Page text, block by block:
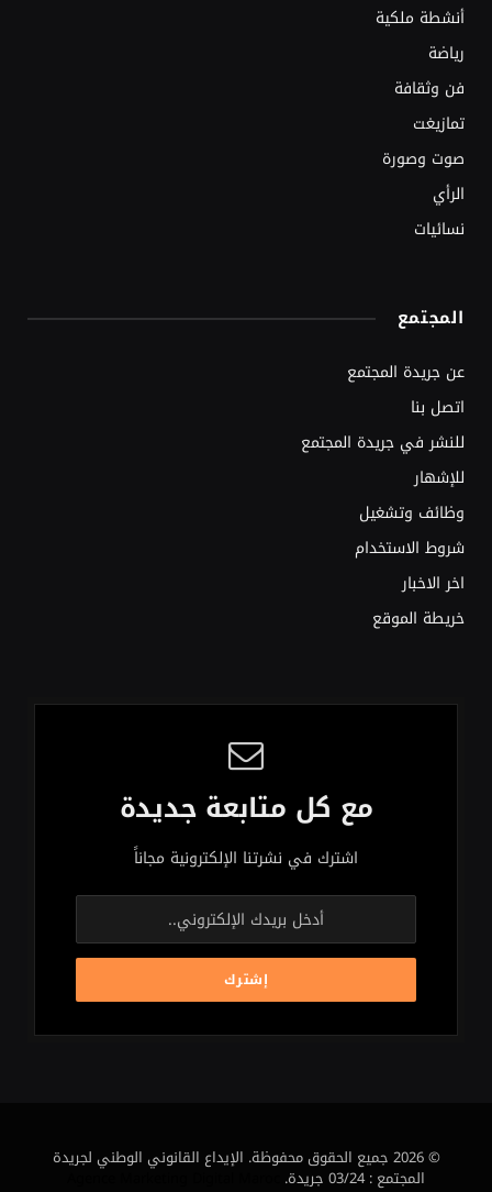
أنشطة ملكية
رياضة
فن وثقافة
تمازيغت
صوت وصورة
الرأي
نسائيات
المجتمع
عن جريدة المجتمع
اتصل بنا
للنشر في جريدة المجتمع
للإشهار
وظائف وتشغيل
شروط الاستخدام
اخر الاخبار
خريطة الموقع
مع كل متابعة جديدة
اشترك في نشرتنا الإلكترونية مجاناً
© 2026 جميع الحقوق محفوظة. الإيداع القانوني الوطني لجريدة
المجتمع : 03/24 جريدة.